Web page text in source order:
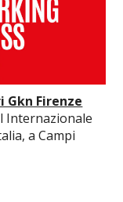
Gkn Firenze
Internazionale
a Campi